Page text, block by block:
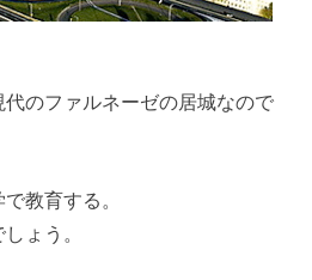
のファルネーゼの居城なので
教育する。
ょう。